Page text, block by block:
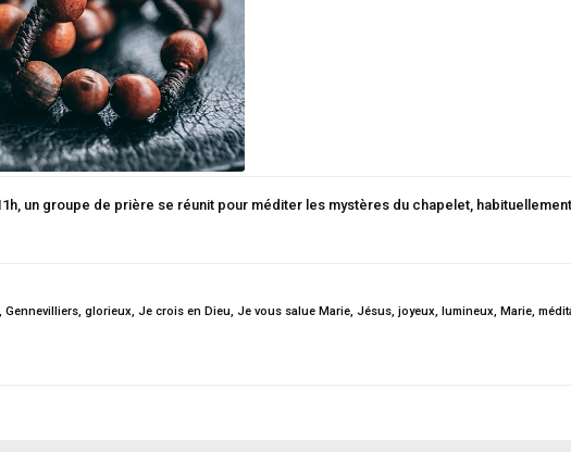
un groupe de prière se réunit pour méditer les mystères du chapelet,
, Gennevilliers, glorieux, Je crois en Dieu, Je vous salue Marie, Jésus, joyeux, lumineux, Marie,